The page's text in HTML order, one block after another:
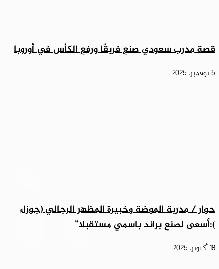
قصة مدرب سعودي صنع فريقًا ورفع الكأس في أوروبا
5 نوفمبر، 2025
حوار / مدربة الموضة وخبيرة المظهر الرجالي (جوزاء
):أسعى لصنع براند باسمي مستقبلا”
18 أكتوبر، 2025